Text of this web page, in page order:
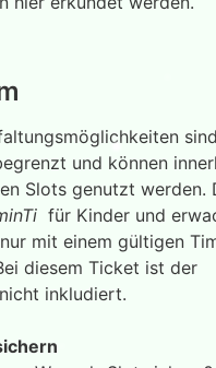
und können
Slots genutzt werden.
für Kinder und
mit einem gültigen
diesem Ticket ist der
inkludiert.